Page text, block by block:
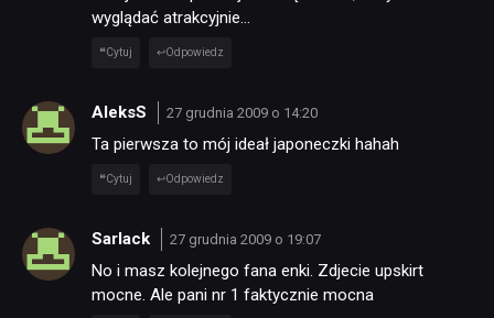
wyglądać atrakcyjnie…
Cytuj Odpowiedz
AleksS 27 grudnia 2009 o 14:20
Ta pierwsza to mój ideał japoneczki hahah
Cytuj Odpowiedz
Sarlack 27 grudnia 2009 o 19:07
No i masz kolejnego fana enki. Zdjecie upskirt
mocne. Ale pani nr 1 faktycznie mocna